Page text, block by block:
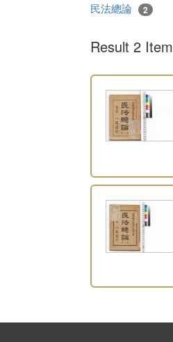
民法總論 2
Result 2 Item